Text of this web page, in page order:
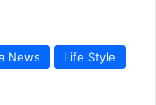
News
Life Style